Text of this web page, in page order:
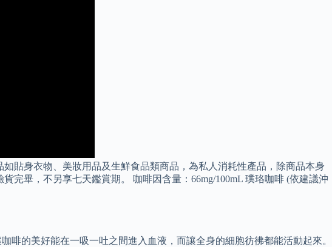
貼身衣物、美妝用品及生鮮食品類商品，為私人消耗性產品，除商品本身
完畢，不另享七天鑑賞期。 咖啡因含量：66mg/100mL 璞珞咖啡 (依建議沖
的美好能在一吸一吐之間進入血液，而讓全身的細胞彷彿都能活動起來。